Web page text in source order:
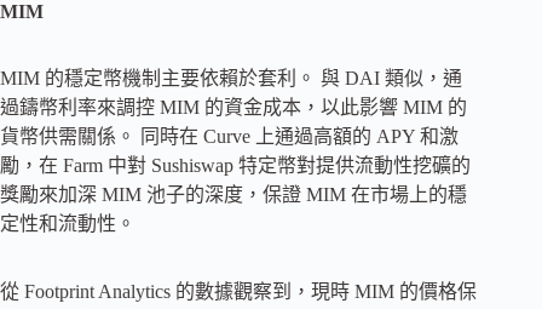
MIM
MIM 的穩定幣機制主要依賴於套利。 與 DAI 類似，通
過鑄幣利率來調控 MIM 的資金成本，以此影響 MIM 的
貨幣供需關係。 同時在 Curve 上通過高額的 APY 和激
勵，在 Farm 中對 Sushiswap 特定幣對提供流動性挖礦的
獎勵來加深 MIM 池子的深度，保證 MIM 在市場上的穩
定性和流動性。
從 Footprint Analytics 的數據觀察到，現時 MIM 的價格保